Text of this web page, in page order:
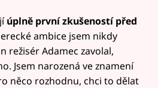
úplně první zkušeností před
ambice jsem nikdy
režisér Adamec zavolal,
Jsem narozená ve znamení
něco rozhodnu, chci to dělat